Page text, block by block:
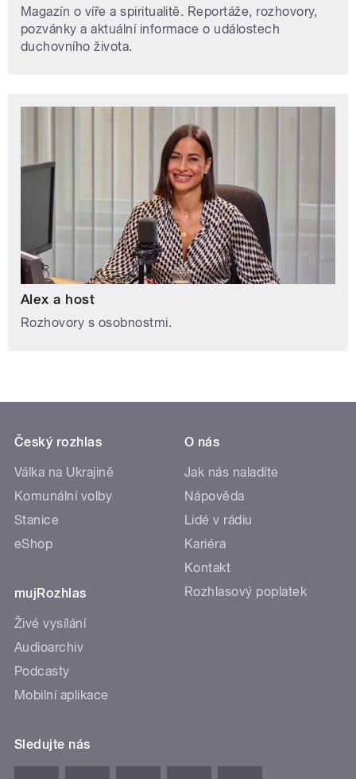
Magazín o víře a spiritualitě. Reportáže, rozhovory,
pozvánky a aktuální informace o událostech
duchovního života.
Alex a host
Rozhovory s osobnostmi.
Český rozhlas
Válka na Ukrajině
Komunální volby
Stanice
eShop
mujRozhlas
Živé vysílání
Audioarchiv
Podcasty
Mobilní aplikace
O nás
Jak nás naladíte
Nápověda
Lidé v rádiu
Kariéra
Kontakt
Rozhlasový poplatek
Sledujte nás